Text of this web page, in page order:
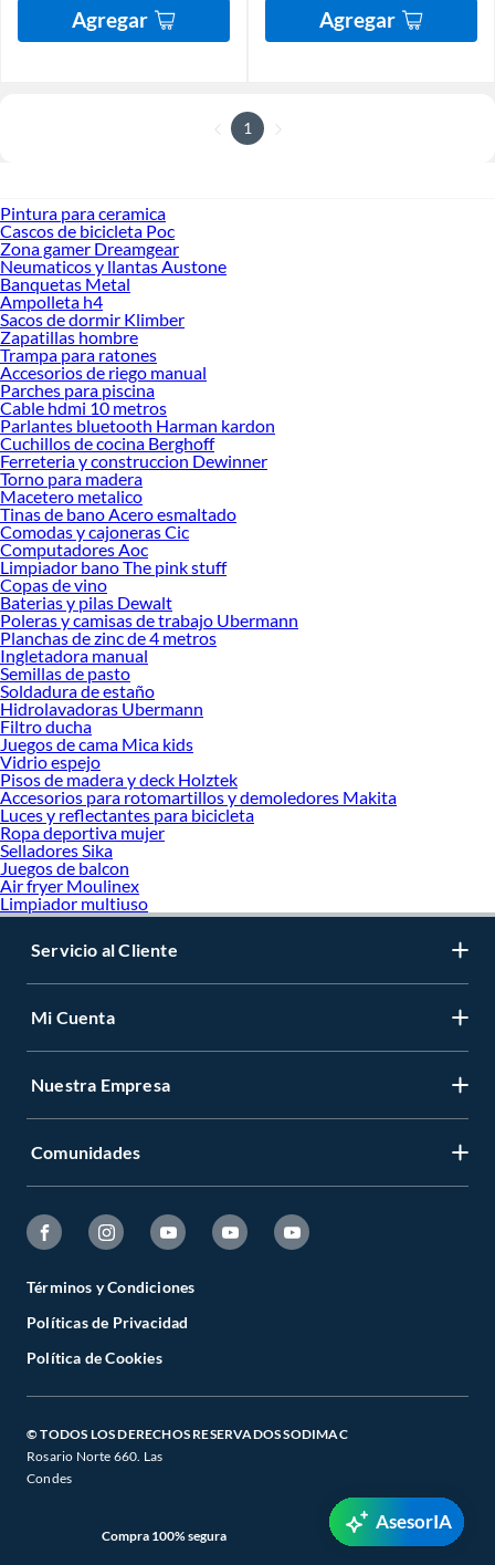
Agregar Agregar
1
Pintura para ceramica
Cascos de bicicleta Poc
Zona gamer Dreamgear
Neumaticos y llantas Austone
Banquetas Metal
Ampolleta h4
Sacos de dormir Klimber
Zapatillas hombre
Trampa para ratones
Accesorios de riego manual
Parches para piscina
Cable hdmi 10 metros
Parlantes bluetooth Harman kardon
Cuchillos de cocina Berghoff
Ferreteria y construccion Dewinner
Torno para madera
Macetero metalico
Tinas de bano Acero esmaltado
Comodas y cajoneras Cic
Computadores Aoc
Limpiador bano The pink stuff
Copas de vino
Baterias y pilas Dewalt
Poleras y camisas de trabajo Ubermann
Planchas de zinc de 4 metros
Ingletadora manual
Semillas de pasto
Soldadura de estaño
Hidrolavadoras Ubermann
Filtro ducha
Juegos de cama Mica kids
Vidrio espejo
Pisos de madera y deck Holztek
Accesorios para rotomartillos y demoledores Makita
Luces y reflectantes para bicicleta
Ropa deportiva mujer
Selladores Sika
Juegos de balcon
Air fryer Moulinex
Limpiador multiuso
Servicio al Cliente
Mi Cuenta
Nuestra Empresa
Comunidades
Términos y Condiciones
Políticas de Privacidad
Política de Cookies
© TODOS LOS DERECHOS RESERVADOS SODIMAC
Rosario Norte 660. Las
Condes
Compra 100% segura
AsesorIA